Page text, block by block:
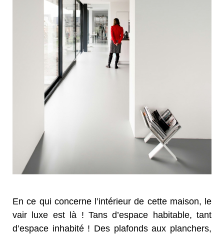
En ce qui concerne l’intérieur de cette maison, le
vair luxe est là ! Tans d’espace habitable, tant
d’espace inhabité ! Des plafonds aux planchers,